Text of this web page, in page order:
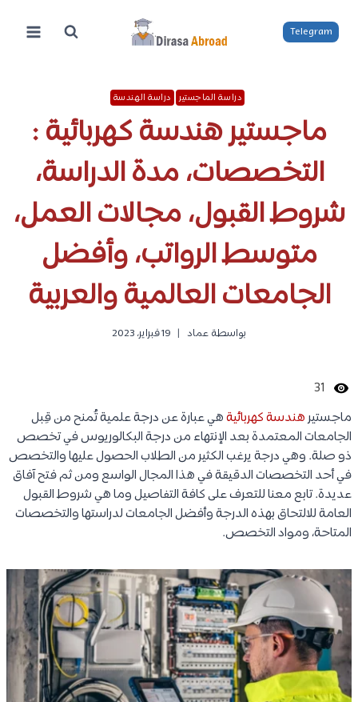
المحتوى
Telegram
دراسة الماجستير دراسة الهندسة
ماجستير هندسة كهربائية :
التخصصات، مدة الدراسة،
شروط القبول، مجالات العمل،
متوسط الرواتب، وأفضل
الجامعات العالمية والعربية
بواسطة عماد 19 فبراير، 2023
31
ماجستيرهندسة كهربائيةهي عبارة عن درجة علمية تُمنح من قِبل
الجامعات المعتمدة بعد الإنتهاء من درجة البكالوريوس في تخصص
ذو صلة. وهي درجة يرغب الكثير من الطلاب الحصول عليها والتخصص
في أحد التخصصات الدقيقة في هذا المجال الواسع ومن ثم فتح آفاق
عديدة. تابع معنا للتعرف على كافة التفاصيل وما هي شروط القبول
العامة للالتحاق بهذه الدرجة وأفضل الجامعات لدراستها والتخصصات
المتاحة، ومواد التخصص.